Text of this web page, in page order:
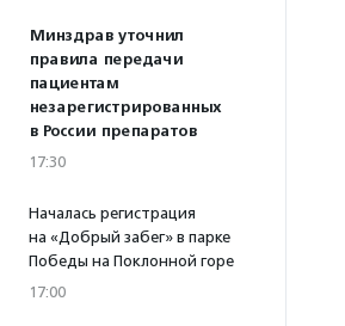
Минздрав уточнил
правила передачи
пациентам
незарегистрированных
в России препаратов
17:30
Началась регистрация
на «Добрый забег» в парке
Победы на Поклонной горе
17:00